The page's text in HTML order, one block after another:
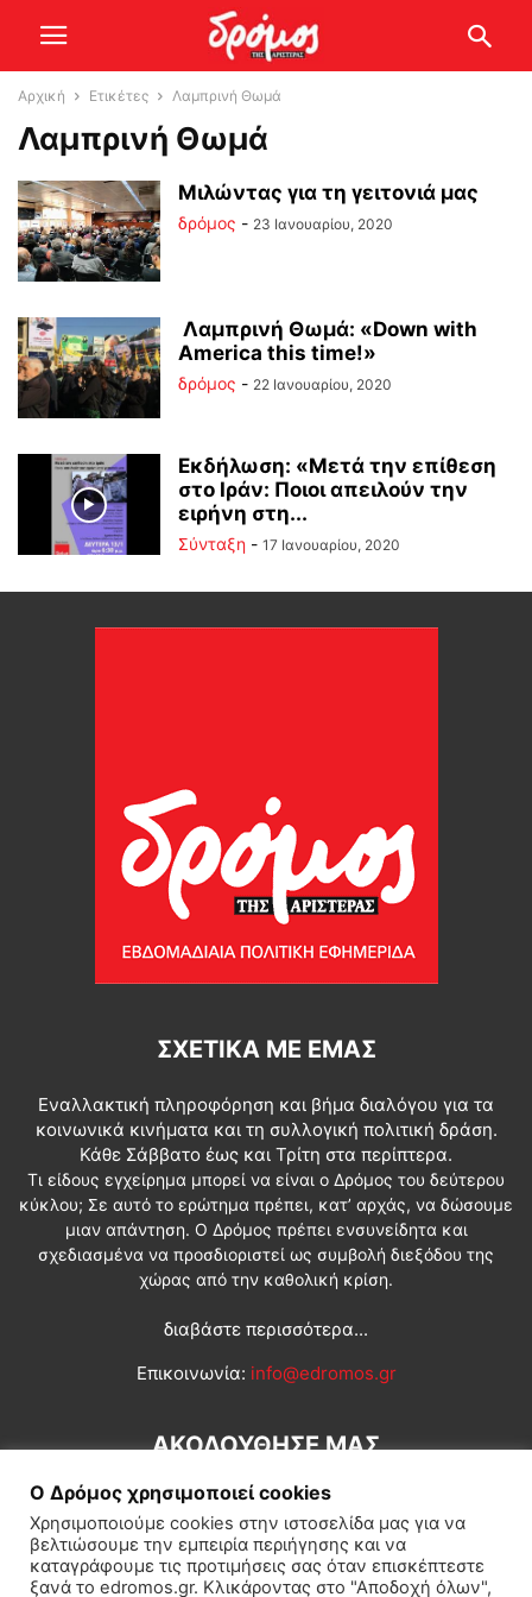
Αρχική Ετικέτες Λαμπρινή Θωμά
Λαμπρινή Θωμά
Μιλώντας για τη γειτονιά μας
δρόμος - 23 Ιανουαρίου, 2020
Λαμπρινή Θωμά: «Down with
America this time!»
δρόμος - 22 Ιανουαρίου, 2020
Εκδήλωση: «Μετά την επίθεση
στο Ιράν: Ποιοι απειλούν την
ειρήνη στη...
Σύνταξη - 17 Ιανουαρίου, 2020
ΣΧΕΤΙΚΆ ΜΕ ΕΜΆΣ
Εναλλακτική πληροφόρηση και βήμα διαλόγου για τα
κοινωνικά κινήματα και τη συλλογική πολιτική δράση.
Κάθε Σάββατο έως και Τρίτη στα περίπτερα.
Τι είδους εγχείρημα μπορεί να είναι ο Δρόμος του δεύτερου
κύκλου; Σε αυτό το ερώτημα πρέπει, κατ’ αρχάς, να δώσουμε
μιαν απάντηση. Ο Δρόμος πρέπει ενσυνείδητα και
σχεδιασμένα να προσδιοριστεί ως συμβολή διεξόδου της
χώρας από την καθολική κρίση.
διαβάστε περισσότερα...
Επικοινωνία: info@edromos.gr
ΑΚΟΛΟΥΘΗΣΕ ΜΑΣ
Ο Δρόμος χρησιμοποιεί cookies
Χρησιμοποιούμε cookies στην ιστοσελίδα μας για να
βελτιώσουμε την εμπειρία περιήγησης και να
καταγράφουμε τις προτιμήσεις σας όταν επισκέπτεστε
ξανά το edromos.gr. Κλικάροντας στο "Αποδοχή όλων",